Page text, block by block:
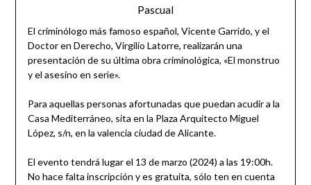
Pascual
El criminólogo más famoso español, Vicente Garrido, y el
Doctor en Derecho, Virgilio Latorre, realizarán una
presentación de su última obra criminológica, «El monstruo
y el asesino en serie».
Para aquellas personas afortunadas que puedan acudir a la
Casa Mediterráneo, sita en la Plaza Arquitecto Miguel
López, s/n, en la valencia ciudad de Alicante.
El evento tendrá lugar el 13 de marzo (2024) a las 19:00h.
No hace falta inscripción y es gratuita, sólo ten en cuenta